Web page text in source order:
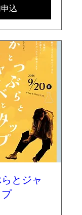
込
とジャ